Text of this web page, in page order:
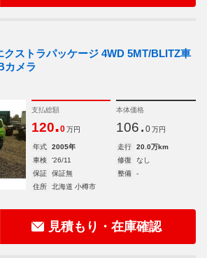
クストラパッケージ 4WD 5MT/BLITZ車
カメラ
支払総額
120.0 万円
本体価格
106. 0 万円
年式 2005年 走行
20.0万km
車検
'26/11 修復
なし
保証
保証無 整備
-
住所
北海道 小樽市
見積もり・在庫確認